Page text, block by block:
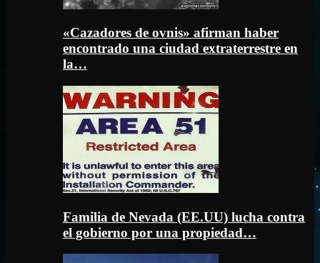
«Cazadores de ovnis» afirman haber
encontrado una ciudad extraterrestre en
la…
Familia de Nevada (EE.UU) lucha contra
el gobierno por una propiedad…